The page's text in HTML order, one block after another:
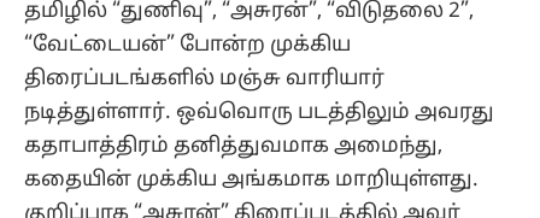
தமிழில் “துணிவு”, “அசுரன்”, “விடுதலை 2”,
“வேட்டையன்” போன்ற முக்கிய
திரைப்படங்களில் மஞ்சு வாரியார்
நடித்துள்ளார். ஒவ்வொரு படத்திலும் அவரது
கதாபாத்திரம் தனித்துவமாக அமைந்து,
கதையின் முக்கிய அங்கமாக மாறியுள்ளது.